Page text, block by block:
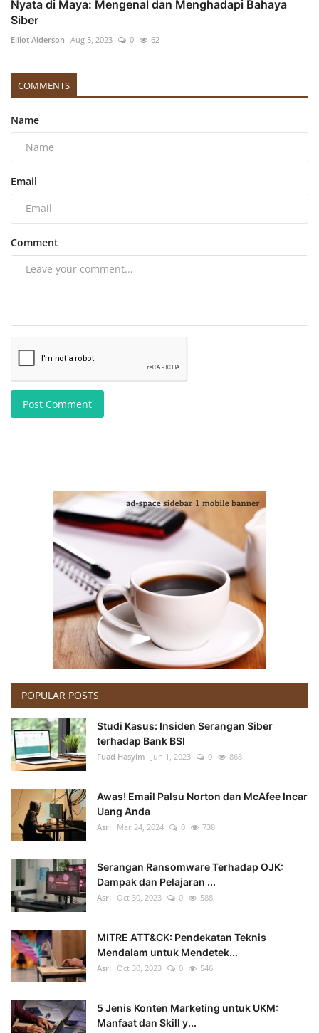
Nyata di Maya: Mengenal dan Menghadapi Bahaya
Siber
Elliot Alderson Aug 5, 2023 0 62
COMMENTS
Name
Email
Comment
Post Comment
POPULAR POSTS
Studi Kasus: Insiden Serangan Siber
terhadap Bank BSI
Fuad Hasyim Jun 1, 2023 0 868
Awas! Email Palsu Norton dan McAfee Incar
Uang Anda
Asri Mar 24, 2024 0 738
Serangan Ransomware Terhadap OJK:
Dampak dan Pelajaran ...
Asri Oct 30, 2023 0 588
MITRE ATT&CK: Pendekatan Teknis
Mendalam untuk Mendetek...
Asri Oct 30, 2023 0 546
5 Jenis Konten Marketing untuk UKM:
Manfaat dan Skill y...